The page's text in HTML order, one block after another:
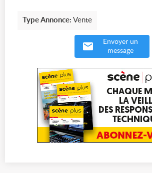
Type Annonce: Vente
Envoyer un
message